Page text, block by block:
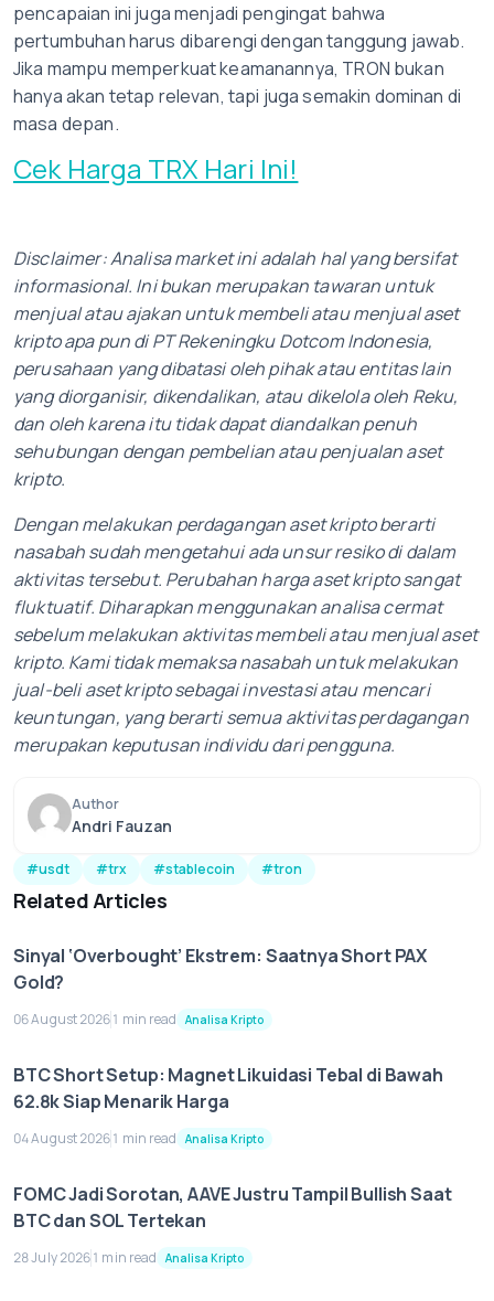
pencapaian ini juga menjadi pengingat bahwa
pertumbuhan harus dibarengi dengan tanggung jawab.
Jika mampu memperkuat keamanannya, TRON bukan
hanya akan tetap relevan, tapi juga semakin dominan di
masa depan.
Cek Harga TRX Hari Ini!
Disclaimer: Analisa market ini adalah hal yang bersifat
informasional. Ini bukan merupakan tawaran untuk
menjual atau ajakan untuk membeli atau menjual aset
kripto apa pun di PT Rekeningku Dotcom Indonesia,
perusahaan yang dibatasi oleh pihak atau entitas lain
yang diorganisir, dikendalikan, atau dikelola oleh Reku,
dan oleh karena itu tidak dapat diandalkan penuh
sehubungan dengan pembelian atau penjualan aset
kripto.
Dengan melakukan perdagangan aset kripto berarti
nasabah sudah mengetahui ada unsur resiko di dalam
aktivitas tersebut. Perubahan harga aset kripto sangat
fluktuatif. Diharapkan menggunakan analisa cermat
sebelum melakukan aktivitas membeli atau menjual aset
kripto. Kami tidak memaksa nasabah untuk melakukan
jual-beli aset kripto sebagai investasi atau mencari
keuntungan, yang berarti semua aktivitas perdagangan
merupakan keputusan individu dari pengguna.
Author
Andri Fauzan
#usdt #trx #stablecoin #tron
Related Articles
Sinyal ‘Overbought’ Ekstrem: Saatnya Short PAX
Gold?
06 August 20261 min read Analisa Kripto
BTC Short Setup: Magnet Likuidasi Tebal di Bawah
62.8k Siap Menarik Harga
04 August 20261 min read Analisa Kripto
FOMC Jadi Sorotan, AAVE Justru Tampil Bullish Saat
BTC dan SOL Tertekan
28 July 20261 min read Analisa Kripto